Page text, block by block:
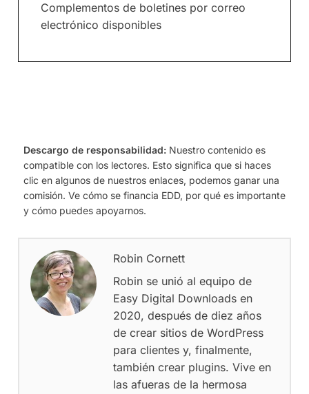
Complementos de boletines por correo
electrónico disponibles
Descargo de responsabilidad: Nuestro contenido es
compatible con los lectores. Esto significa que si haces
clic en algunos de nuestros enlaces, podemos ganar una
comisión. Ve cómo se financia EDD, por qué es importante
y cómo puedes apoyarnos.
Robin Cornett
Robin se unió al equipo de
Easy Digital Downloads en
2020, después de diez años
de crear sitios de WordPress
para clientes y, finalmente,
también crear plugins. Vive en
las afueras de la hermosa